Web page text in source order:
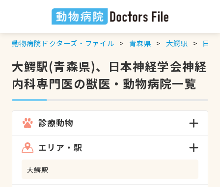
動物病院ドクターズ・ファイル 青森県 大鰐駅 日本
大鰐駅(青森県)、日本神経学会神経
内科専門医の獣医・動物病院一覧
診療動物
エリア・駅
大鰐駅